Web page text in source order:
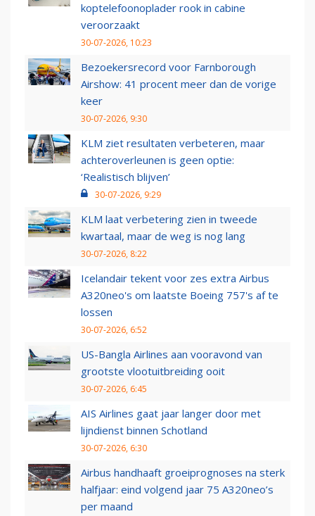
koptelefoonoplader rook in cabine
veroorzaakt
30-07-2026, 10:23
Bezoekersrecord voor Farnborough
Airshow: 41 procent meer dan de vorige
keer
30-07-2026, 9:30
KLM ziet resultaten verbeteren, maar
achteroverleunen is geen optie:
‘Realistisch blijven’
30-07-2026, 9:29
KLM laat verbetering zien in tweede
kwartaal, maar de weg is nog lang
30-07-2026, 8:22
Icelandair tekent voor zes extra Airbus
A320neo's om laatste Boeing 757's af te
lossen
30-07-2026, 6:52
US-Bangla Airlines aan vooravond van
grootste vlootuitbreiding ooit
30-07-2026, 6:45
AIS Airlines gaat jaar langer door met
lijndienst binnen Schotland
30-07-2026, 6:30
Airbus handhaaft groeiprognoses na sterk
halfjaar: eind volgend jaar 75 A320neo’s
per maand